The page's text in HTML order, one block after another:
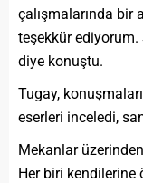
çalışmalarında bir
teşekkür
diye konuştu.
Tugay,
eserleri inceledi,
Mekanlar
Her biri kendilerine